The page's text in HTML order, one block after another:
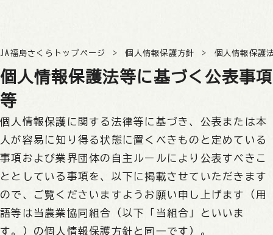
JA福島さくらトップページ 個人情報保護方針 個人情報保護
個人情報保護法等に基づく公表事項
等
個人情報保護に関する法律等に基づき、公表または本
人が容易に知り得る状態に置くべきものと定めている
事項および業界団体の自主ルールにより公表すべきこ
ととしている事項を、以下に掲載させていただきます
ので、ご覧くださいますようお願い申し上げます（用
語等は当農業協同組合（以下「当組合」といいま
す。）の個人情報保護方針 と同一です）。